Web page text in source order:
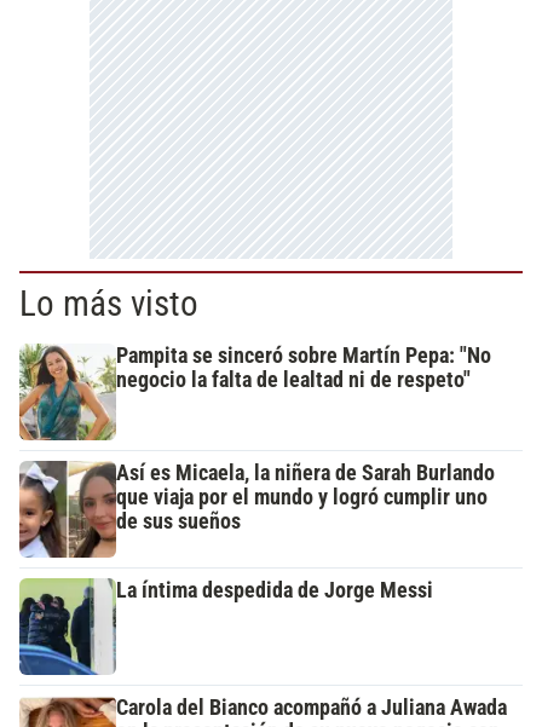
Lo más visto
Pampita se sinceró sobre Martín Pepa: "No
negocio la falta de lealtad ni de respeto"
Así es Micaela, la niñera de Sarah Burlando
que viaja por el mundo y logró cumplir uno
de sus sueños
La íntima despedida de Jorge Messi
Carola del Bianco acompañó a Juliana Awada